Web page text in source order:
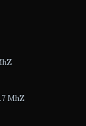
MhZ